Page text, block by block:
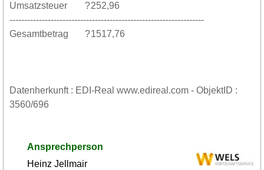
Umsatzsteuer
?252,96
------------------------------------------------------------------
Gesamtbetrag
?1517,76
Datenherkunft : EDI-Real www.edireal.com - ObjektID :
3560/696
Ansprechperson
Heinz Jellmair